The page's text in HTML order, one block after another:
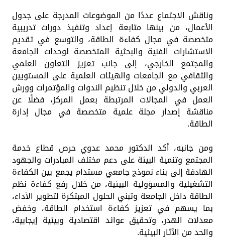
وناقش الاجتماع عددًا من الموضوعات المدرجة على جدول
الأعمال، من بينها متابعة إعداد وتنفيذ دورات تدريبية
متخصصة في مجال كفاءة الطاقة، والتوسع في تقديم
الاستشارات الفنية والبحثية المتخصصة لوحدات الجامعة
والمجتمع الخارجي، إلى جانب تعزيز التعاون العلمي
والثقافي مع الجامعات والهيئات العلمية على المستويين
العربي والدولي من خلال تنظيم الندوات والمؤتمرات وورش
العمل في المجالات المرتبطة بعمل المركز، فضلًا عن
مناقشة إصدار مجلة علمية متخصصة في مجال إدارة
الطاقة.
ومن جانبه، أكد الدكتور محمد عدوي حرص قطاع خدمة
المجتمع وتنمية البيئة على دعم مختلف المبادرات والجهود
الهادفة إلى بناء نموذج جامعي مستدام يجمع بين الكفاءة
التشغيلية والمسؤولية البيئية، من خلال رفع كفاءة نظم
الطاقة داخل الجامعة وتبني الحلول المبتكرة لتطوير الأداء،
بما يسهم في تعزيز كفاءة استخدام الطاقة، وخفض
معدلات الهدر، وتحقيق عوائد اقتصادية وبيئية إيجابية،
والحد من الآثار البيئية.